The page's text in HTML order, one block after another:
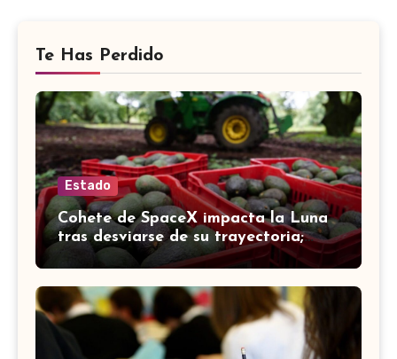
Te Has Perdido
Estado
Cohete de SpaceX impacta la Luna
tras desviarse de su trayectoria;
científicos confirman el choque